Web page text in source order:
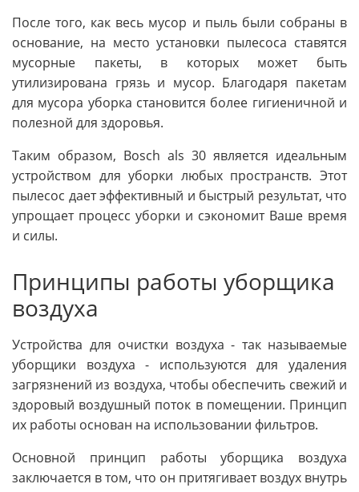
После того, как весь мусор и пыль были собраны в
основание, на место установки пылесоса ставятся
мусорные пакеты, в которых может быть
утилизирована грязь и мусор. Благодаря пакетам
для мусора уборка становится более гигиеничной и
полезной для здоровья.
Таким образом, Bosch als 30 является идеальным
устройством для уборки любых пространств. Этот
пылесос дает эффективный и быстрый результат, что
упрощает процесс уборки и сэкономит Ваше время
и силы.
Принципы работы уборщика
воздуха
Устройства для очистки воздуха - так называемые
уборщики воздуха - используются для удаления
загрязнений из воздуха, чтобы обеспечить свежий и
здоровый воздушный поток в помещении. Принцип
их работы основан на использовании фильтров.
Основной принцип работы уборщика воздуха
заключается в том, что он притягивает воздух внутрь